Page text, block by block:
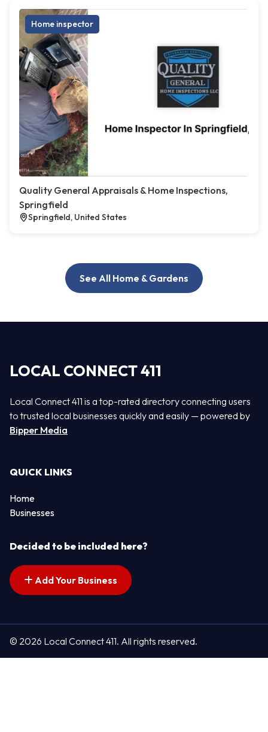
Home inspector
Quality General Appraisals & Home Inspections,
Springfield
Springfield, United States
See All Home & Gardens
LOCAL CONNECT 411
Local Connect 411 is a top-rated directory connecting users
to trusted local businesses quickly and easily — powered by
Bipper Media
QUICK LINKS
Home
Businesses
Decided to be included here?
Add Your Business
© 2026 Local Connect 411. All rights reserved.